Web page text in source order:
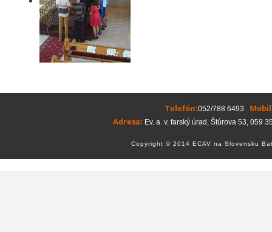
Telefón:052/788 6493
Adresa: Ev. a. v. farský úrad, Štúrova 53, 059
Copyright © 2014 ECAV na Slovensku